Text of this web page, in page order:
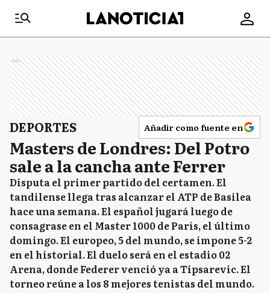
Ads
DEPORTES Añadir como fuente en
Masters de Londres: Del Potro
sale a la cancha ante Ferrer
Disputa el primer partido del certamen. El
tandilense llega tras alcanzar el ATP de Basilea
hace una semana. El español jugará luego de
consagrase en el Master 1000 de París, el último
domingo. El europeo, 5 del mundo, se impone 5-2
en el historial. El duelo será en el estadio 02
Arena, donde Federer venció ya a Tipsarevic. El
torneo reúne a los 8 mejores tenistas del mundo.